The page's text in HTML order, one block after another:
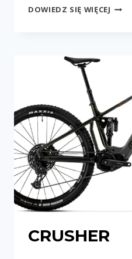
DOWIEDZ SIĘ WIĘCEJ
CRUSHER